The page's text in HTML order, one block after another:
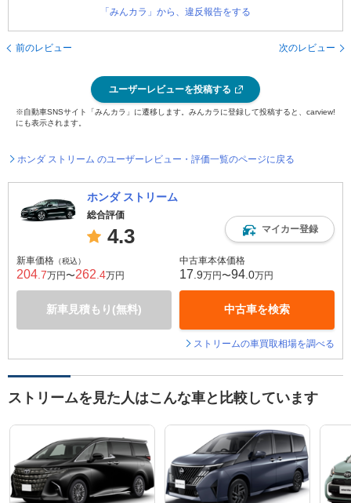
「みんカラ」から、違反報告をする
前のレビュー 次のレビュー
ユーザーレビューを投稿する
※自動車SNSサイト「みんカラ」に遷移します。みんカラに登録して投稿すると、carview!
にも表示されます。
ホンダ ストリーム のユーザーレビュー・評価一覧のページに戻る
ホンダ ストリーム
総合評価
4.3 マイカー登録
新車価格 （税込）
204 .7万円〜262 .4万円
新車見積もり(無料)
中古車本体価格
17 .9万円〜94 .0万円
中古車を検索
ストリームの車買取相場を調べる
ストリームを見た人はこんな車と比較しています